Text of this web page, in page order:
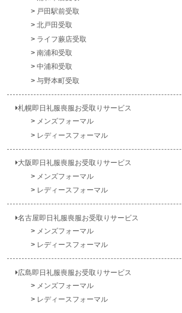
戸田駅前受取
北戸田受取
ライフ蕨店受取
南浦和受取
中浦和受取
与野本町受取
札幌即日礼服喪服お受取りサービス
メンズフォーマル
レディースフォーマル
大阪即日礼服喪服お受取りサービス
メンズフォーマル
レディースフォーマル
名古屋即日礼服喪服お受取りサービス
メンズフォーマル
レディースフォーマル
広島即日礼服喪服お受取りサービス
メンズフォーマル
レディースフォーマル